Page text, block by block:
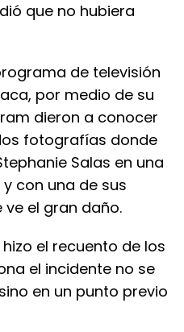
que no hubiera
de televisión
por medio de su
dieron a conocer
fotografías donde
Salas en una
con una de sus
el gran daño.
el recuento de los
el incidente no se
en un punto previo